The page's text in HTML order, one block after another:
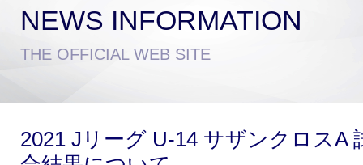
試合日程・結果
チケットを購入
NEWS INFORMATION
THE OFFICIAL WEB SITE
2021 Jリーグ U-14 サザンクロスA